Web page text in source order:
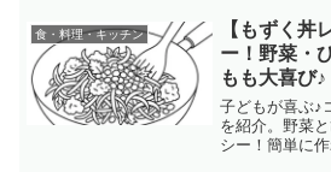
食・料理・キッチン
【もずく丼
ー！野菜・
もも大喜び♪
子どもが喜ぶ♪
を紹介。野菜
シー！簡単に